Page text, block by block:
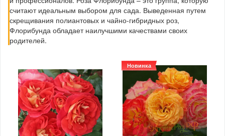
считают идеальным выбором для сада. Выведенная путем
скрещивания полиантовых и чайно-гибридных роз,
Флорибунда обладает наилучшими качествами своих
родителей.
Новинка